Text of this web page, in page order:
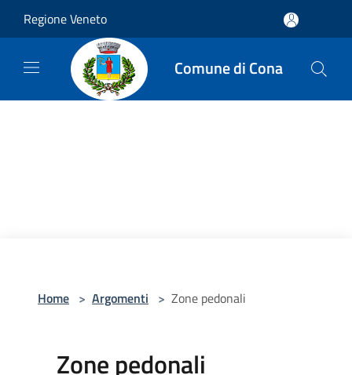
Regione Veneto
Comune di Cona
Home > Argomenti > Zone pedonali
Zone pedonali